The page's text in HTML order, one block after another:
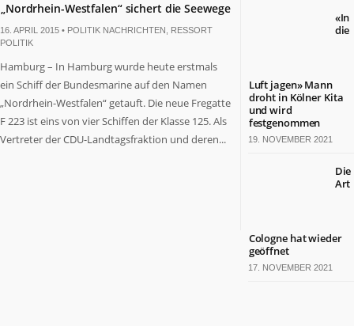
„Nordrhein-Westfalen“ sichert die Seewege
16. APRIL 2015 • POLITIK NACHRICHTEN
RESSORT
POLITIK
Hamburg – In Hamburg wurde heute erstmals
ein Schiff der Bundesmarine auf den Namen
„Nordrhein-Westfalen“ getauft. Die neue Fregatte
F 223 ist eins von vier Schiffen der Klasse 125. Als
Vertreter der CDU-Landtagsfraktion und deren...
«In
die
Luft jagen» Mann
droht in Kölner Kita
und wird
festgenommen
19. NOVEMBER 2021
Die
Art
Cologne hat wieder
geöffnet
17. NOVEMBER 2021